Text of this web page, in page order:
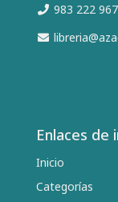
983 222 967
Enlaces de
Inicio
Categorías